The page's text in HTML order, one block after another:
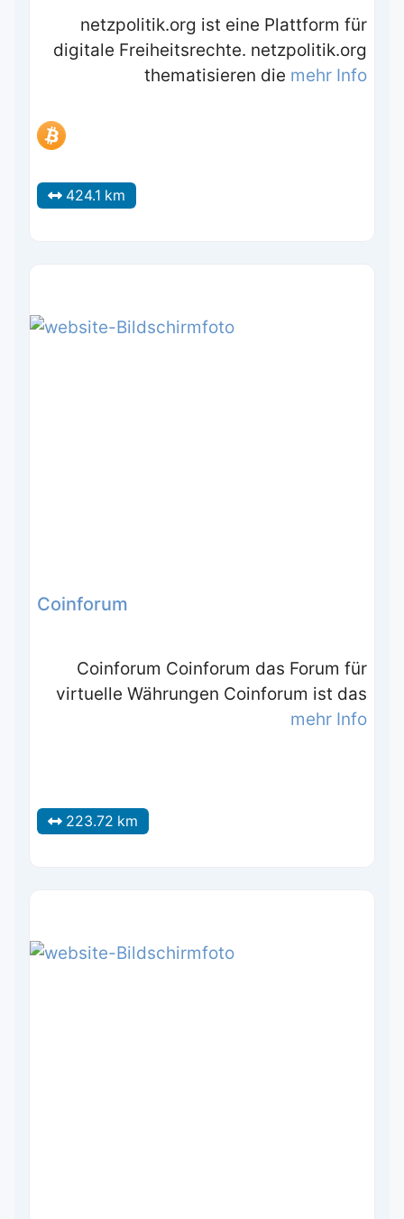
netzpolitik.org ist eine Plattform für
digitale Freiheitsrechte. netzpolitik.org
thematisieren die mehr Info
424.1 km
Coinforum
Coinforum Coinforum das Forum für
virtuelle Währungen Coinforum ist das
mehr Info
223.72 km